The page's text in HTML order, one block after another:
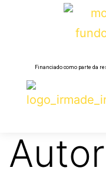
Financiado como parte da